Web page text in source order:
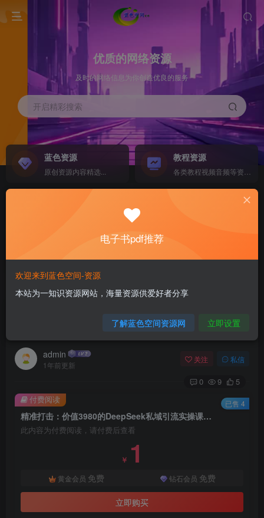
优质的网络资源
及时的网络信息为你创造优良的服务
开启精彩搜索
蓝色资源
原创资源内容精选...
教程资源
计算机 移动设备 软件下载....
电子书籍下载...
首页 网赚项目 正文
精准打击：价值3980的DeepSeek私域引流实操
课，小白实操无门槛，日引精准粉300+
admin
1年前更新
关注 私信
0 9 5
精准打击：价值3980的DeepSeek私域引流实操课，小白实操无门槛，日引精准粉300+
此内容为付费阅读，请付费后查看
￥ 1
黄金会员 免费 钻石会员 免费
立即购买
付费阅读 已售 4
电子书pdf推荐
欢迎来到蓝色空间-资源
本站为一知识资源网站，海量资源供爱好者分享
了解蓝色空间资源网 立即设置